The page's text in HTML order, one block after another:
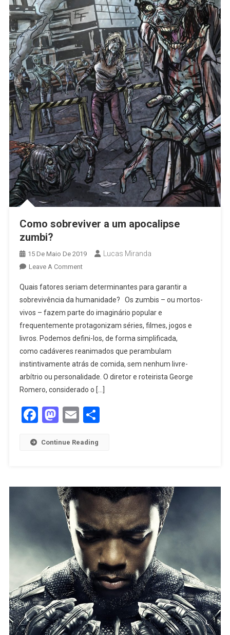
Como sobreviver a um apocalipse
zumbi?
15 De Maio De 2019 Lucas Miranda
Leave A Comment
Quais fatores seriam determinantes para garantir a
sobrevivência da humanidade? Os zumbis – ou mortos-
vivos – fazem parte do imaginário popular e
frequentemente protagonizam séries, filmes, jogos e
livros. Podemos defini-los, de forma simplificada,
como cadáveres reanimados que perambulam
instintivamente atrás de comida, sem nenhum livre-
arbítrio ou personalidade. O diretor e roteirista George
Romero, considerado o […]
Facebook
Mastodon
EmailShare
Continue Reading